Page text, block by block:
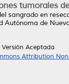
tumorales
sangrado en
Autónoma de
Aceptada
Attribution